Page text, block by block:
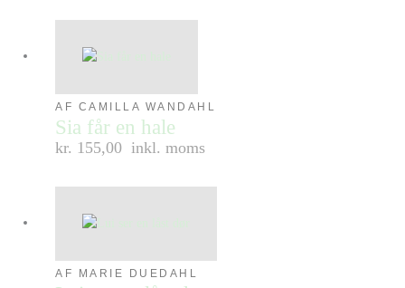
AF CAMILLA WANDAHL
Sia får en hale
kr. 155,00 inkl. moms
AF MARIE DUEDAHL